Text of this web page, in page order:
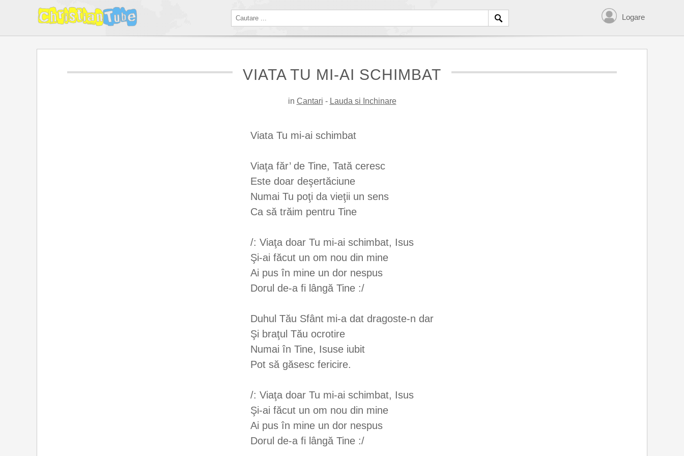
Logare
VIATA TU MI-AI SCHIMBAT
in Cantari - Lauda si Inchinare
Viata Tu mi-ai schimbat
Viaţa făr’ de Tine, Tată ceresc
Este doar deşertăciune
Numai Tu poţi da vieţii un sens
Ca să trăim pentru Tine
/: Viaţa doar Tu mi-ai schimbat, Isus
Şi-ai făcut un om nou din mine
Ai pus în mine un dor nespus
Dorul de-a fi lângă Tine :/
Duhul Tău Sfânt mi-a dat dragoste-n dar
Şi braţul Tău ocrotire
Numai în Tine, Isuse iubit
Pot să găsesc fericire.
/: Viaţa doar Tu mi-ai schimbat, Isus
Şi-ai făcut un om nou din mine
Ai pus în mine un dor nespus
Dorul de-a fi lângă Tine :/